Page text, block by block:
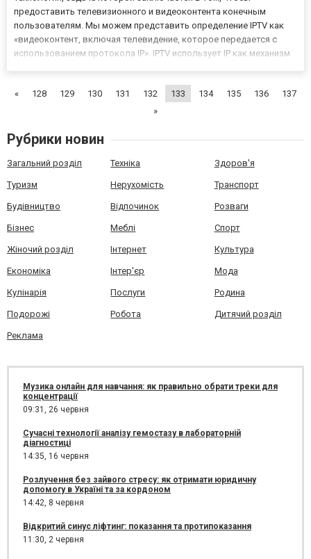
предоставить телевизионного и видеоконтента конечным
пользователям. Мы можем представить определение IPTV как
«видеоконтент, включая телевидение, которое передается с
использованием протокола IP». IPTV использует IP как механизм
«
128 129 130 131 132 133 134 135 136
137
»
Рубрики новин
Загальний розділ Техніка Здоров'я
Туризм Нерухомість Транспорт
Будівництво Відпочинок Розваги
Бізнес Меблі Спорт
Жіночий розділ Інтернет Культура
Економіка Інтер'єр Мода
Кулінарія Послуги Родина
Подорожі Робота Дитячий розділ
Реклама
Музика онлайн для навчання: як правильно обрати треки для
концентрації
09:31, 26 червня
Сучасні технології аналізу гемостазу в лабораторній
діагностиці
14:35, 16 червня
Розлучення без зайвого стресу: як отримати юридичну
допомогу в Україні та за кордоном
14:42, 8 червня
Відкритий синус ліфтинг: показання та протипоказання
11:30, 2 червня